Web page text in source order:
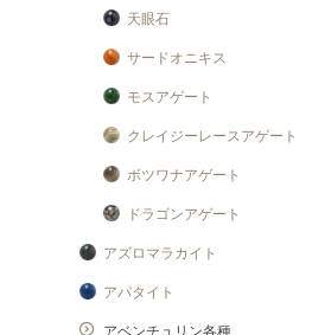
天眼石
サードオニキス
モスアゲート
クレイジーレースアゲート
ボツワナアゲート
ドラゴンアゲート
アズロマラカイト
アパタイト
アベンチュリン各種